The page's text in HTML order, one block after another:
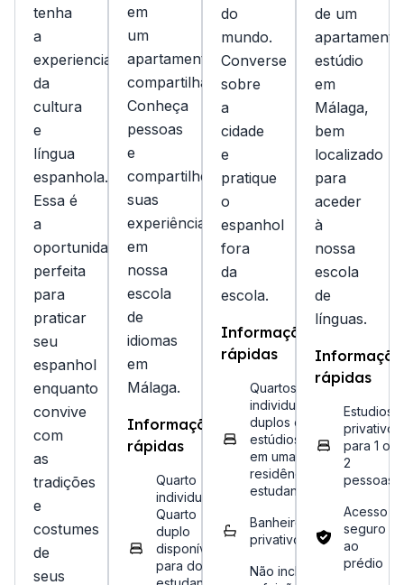
tenha
a
experiencia
da
cultura
e
língua
espanhola.
Essa é
a
oportunidade
perfeita
para
praticar
seu
espanhol
enquanto
convive
com
as
tradições
e
costumes
de
seus
em
um
apartamento
compartilhado.
Conheça
pessoas
e
compartilhe
suas
experiências
em
nossa
escola
de
idiomas
em
Málaga.
Informações
rápidas
Quarto
individual.
Quarto
duplo
disponível
para dois
do
mundo.
Converse
sobre
a
cidade
e
pratique
o
espanhol
fora
da
escola.
Informações
rápidas
Quartos
individuais/
duplos ou
estúdios
em uma
residência
estudantil
Banheiro
privativo
Não inclui
de um
apartamento
estúdio
em
Málaga,
bem
localizado
para
aceder
à
nossa
escola
de
línguas.
rápidas
Estudios
privativos
para 1 ou
2
pessoas
Acesso
seguro
ao
prédio